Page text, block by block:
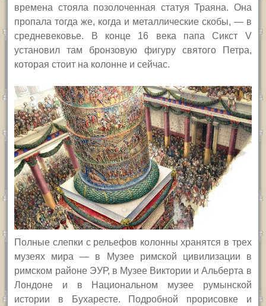
времена стояла позолоченная статуя Траяна. Она
пропала тогда же, когда и металлические скобы, — в
средневековье. В конце 16 века папа Сикст V
установил там бронзовую фигуру святого Петра,
которая стоит на колонне и сейчас.
Полные слепки с рельефов колонны хранятся в трех
музеях мира — в Музее римской цивилизации в
римском районе ЭУР, в Музее Виктории и Альберта в
Лондоне и в Национальном музее румынской
истории в Бухаресте. Подробной прорисовке и